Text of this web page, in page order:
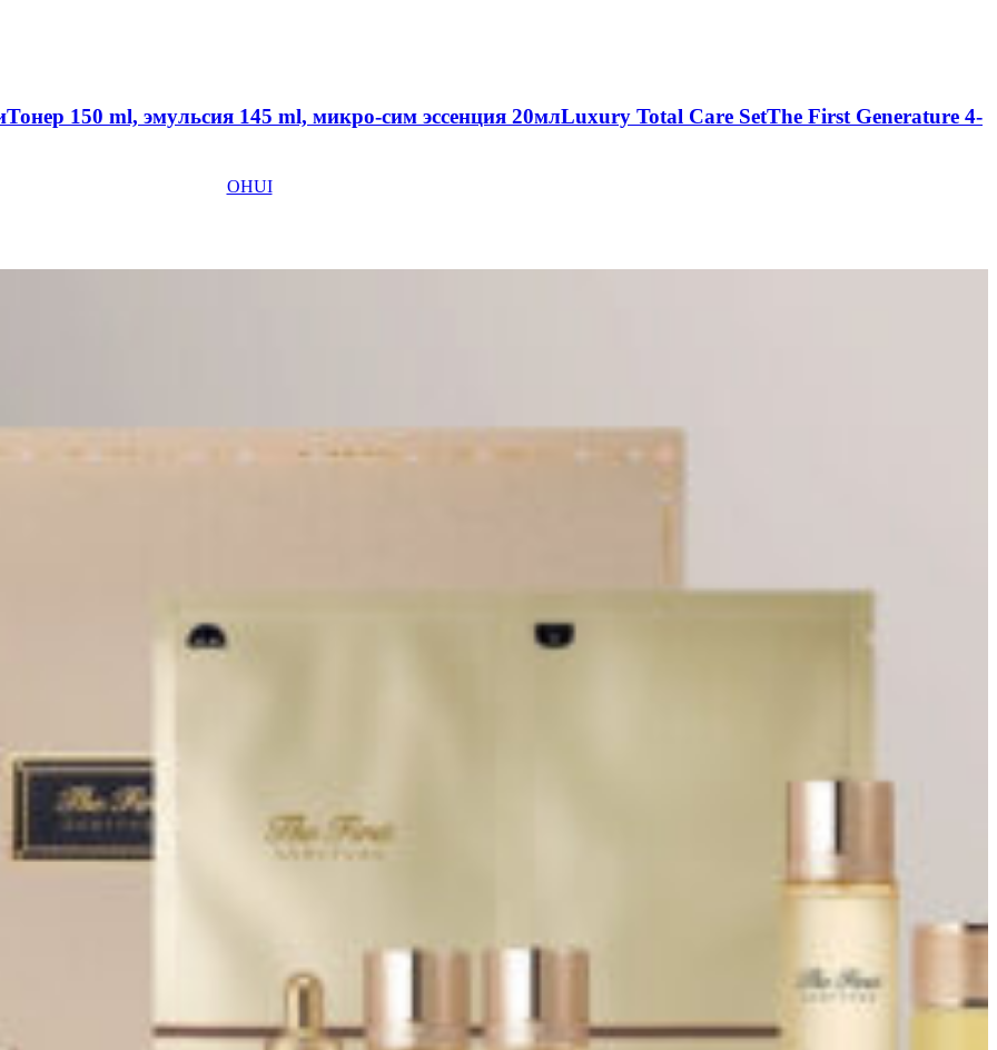
150 ml, эмульсия 145 ml, микро-сим эссенция 20млLuxury Total Care SetThe First Generature 4-
OHUI